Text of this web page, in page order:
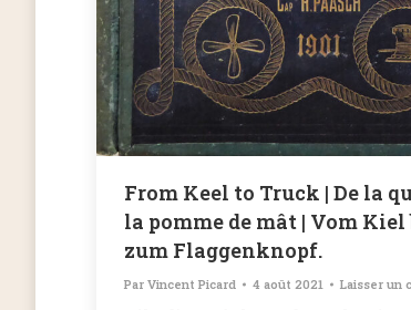
From Keel to Truck | De la
la pomme de mât | Vom Kiel
zum Flaggenknopf.
Par Vincent Picard 4 août 2021 Laisser un